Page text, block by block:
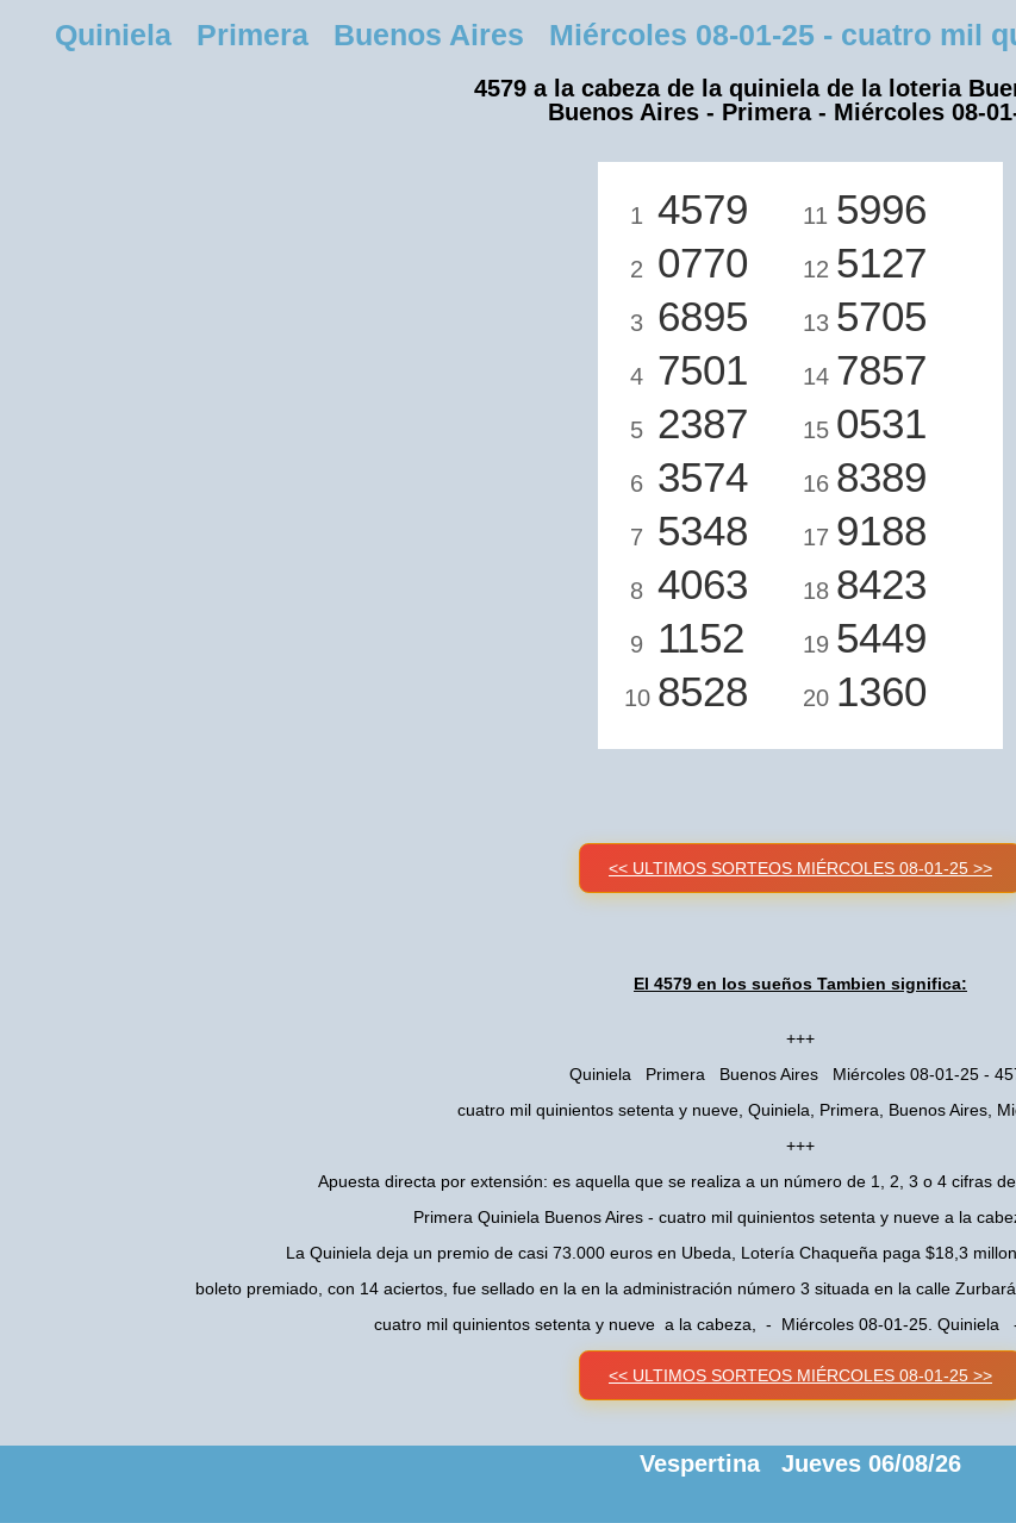
Quiniela Primera Buenos Aires Miércoles 08-01-25 - cuatro mil
4579 a la cabeza de la quiniela de la loteria
Buenos Aires - Primera - Miércoles 08-
1 4579
2 0770
3 6895
4 7501
5 2387
6 3574
7 5348
8 4063
9 1152
10 8528
11 5996
12 5127
13 5705
14 7857
15 0531
16 8389
17 9188
18 8423
19 5449
20 1360
<< ULTIMOS SORTEOS MIÉRCOLES 08-01-25 >>
El 4579 en los sueños Tambien significa:
+++
Quiniela Primera Buenos Aires Miércoles 08-01-25 -
cuatro mil quinientos setenta y nueve, Quiniela, Primera, Buenos Aires,
+++
Apuesta directa por extensión: es aquella que se realiza a un número de 1, 2, 3 o 4 cifras
Primera Quiniela Buenos Aires - cuatro mil quinientos setenta y nueve a la
La Quiniela deja un premio de casi 73.000 euros en Ubeda, Lotería Chaqueña paga $18,3
boleto premiado, con 14 aciertos, fue sellado en la en la administración número 3 situada en la calle
cuatro mil quinientos setenta y nueve a la cabeza, - Miércoles 08-01-25.
<< ULTIMOS SORTEOS MIÉRCOLES 08-01-25 >>
Vespertina Jueves 06/08/26